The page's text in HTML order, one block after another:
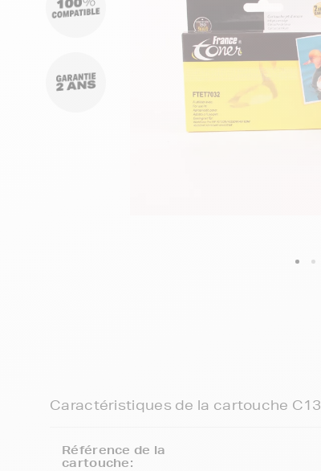
Caractéristiques de la cartouche
Référence de la
cartouche: